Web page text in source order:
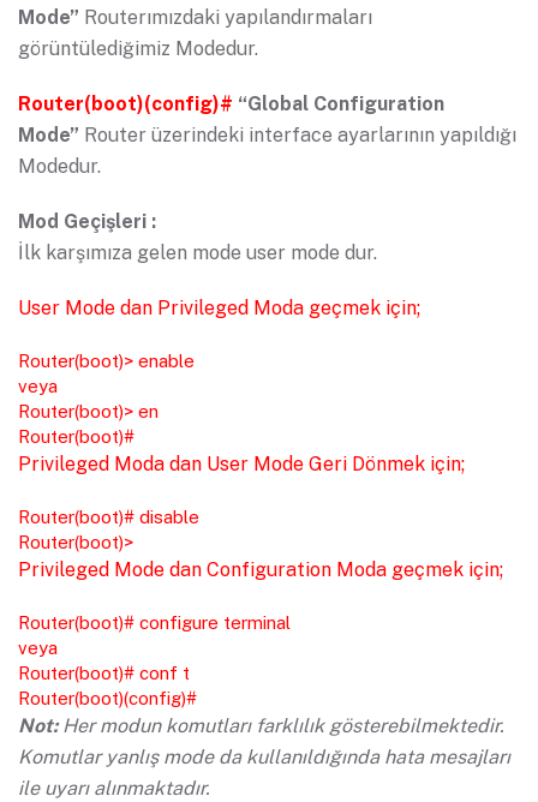
Mode” Routerımızdaki yapılandırmaları
görüntülediğimiz Modedur.
Router(boot)(config)# “Global Configuration
Mode” Router üzerindeki interface ayarlarının yapıldığı
Modedur.
Mod Geçişleri :
İlk karşımıza gelen mode user mode dur.
User Mode dan Privileged Moda geçmek için;
Router(boot)> enable
veya
Router(boot)> en
Router(boot)#
Privileged Moda dan User Mode Geri Dönmek için;
Router(boot)# disable
Router(boot)>
Privileged Mode dan Configuration Moda geçmek için;
Router(boot)# configure terminal
veya
Router(boot)# conf t
Router(boot)(config)#
Not:Her modun komutları farklılık gösterebilmektedir.
Komutlar yanlış mode da kullanıldığında hata mesajları
ile uyarı alınmaktadır.